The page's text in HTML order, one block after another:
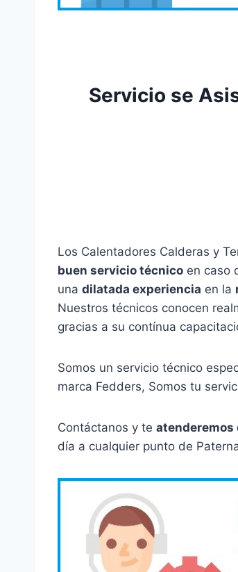
Servicio se
Los Calentadores Calderas y
buen servicio técnico en caso
una dilatada experiencia en la
Nuestros técnicos conocen
gracias a su contínua
Somos un servicio técnico
marca Fedders, Somos tu
Contáctanos y te atenderemos
día a cualquier punto de